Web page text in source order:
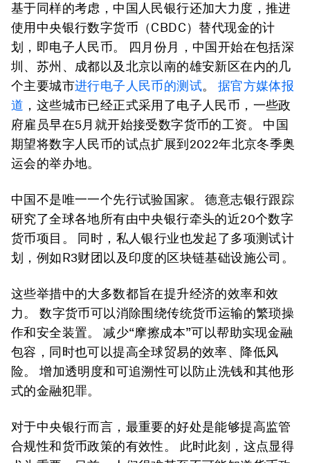
基于同样的考虑，中国人民银行还加大力度，推进
使用中央银行数字货币（CBDC）替代现金的计
划，即电子人民币。 四月份月，中国开始在包括深
圳、苏州、成都以及北京以南的雄安新区在内的几
个主要城市进行电子人民币的测试。 据官方媒体报
道 ，这些城市已经正式采用了电子人民币，一些政
府雇员早在5月就开始接受数字货币的工资。 中国
期望将数字人民币的试点扩展到2022年北京冬季奥
运会的举办地。
中国不是唯一一个先行试验国家。 德意志银行跟踪
研究了全球各地所有由中央银行牵头的近20个数字
货币项目。 同时，私人银行业也发起了多项测试计
划，例如R3财团以及印度的区块链基础设施公司。
这些举措中的大多数都旨在提升经济的效率和效
力。 数字货币可以消除围绕传统货币运输的繁琐操
作和安全装置。 减少“摩擦成本”可以帮助实现金融
包容，同时也可以提高全球贸易的效率、降低风
险。 增加透明度和可追溯性可以防止洗钱和其他形
式的金融犯罪。
对于中央银行而言，最重要的好处是能够提高监管
合规性和货币政策的有效性。 此时此刻，这点显得